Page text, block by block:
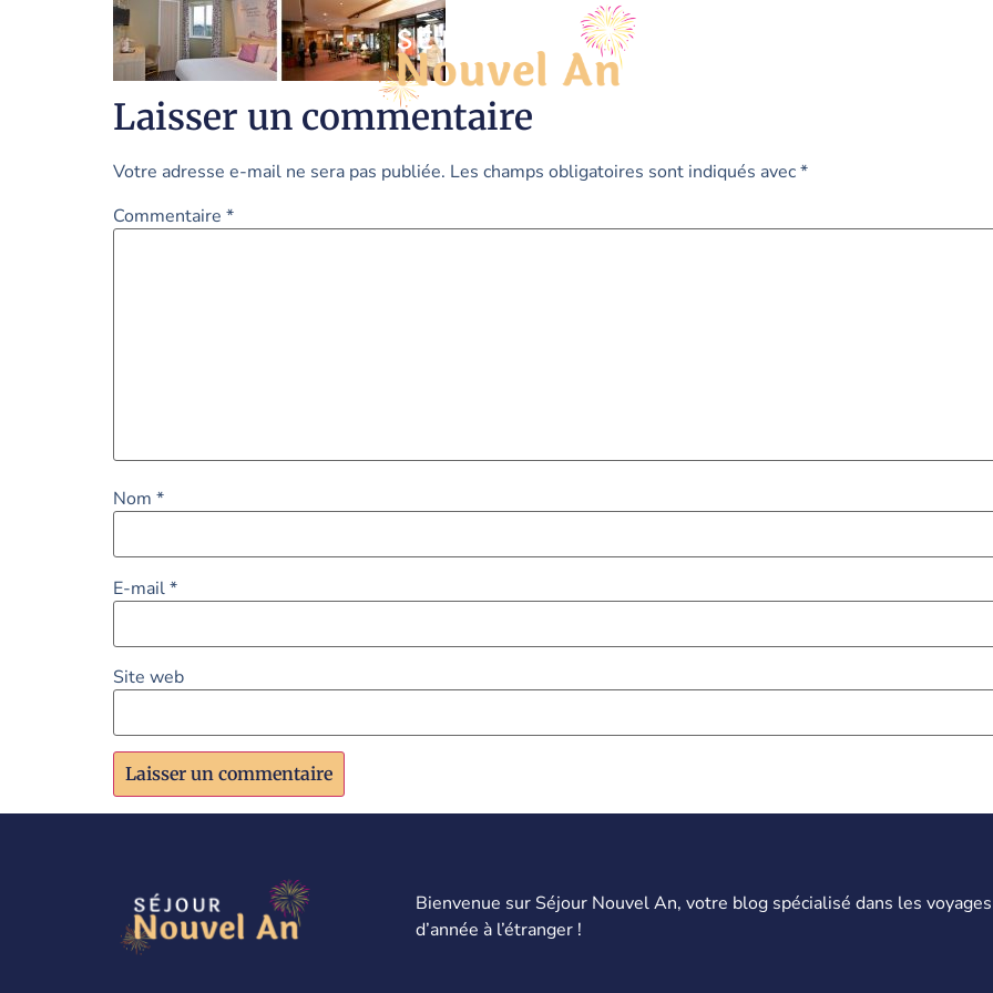
Laisser un commentaire
Votre adresse e-mail ne sera pas publiée. Les champs obligatoires sont indiqués avec*
Commentaire *
Nom *
E-mail*
Site web
Bienvenue sur Séjour Nouvel An, votre blog spécialisé dans les
d’année à l’étranger !